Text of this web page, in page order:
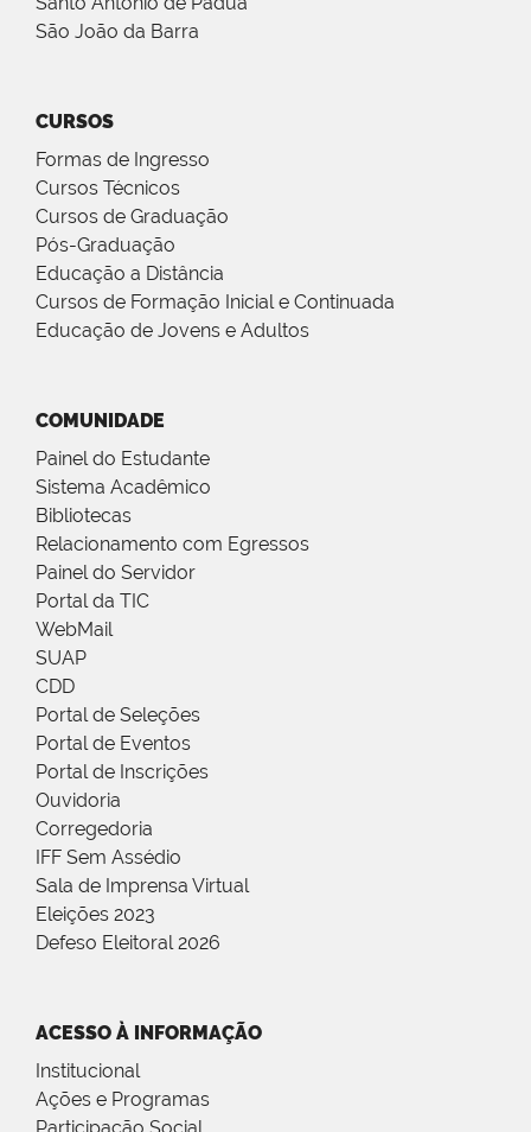
São João da Barra
CURSOS
Formas de Ingresso
Cursos Técnicos
Cursos de Graduação
Pós-Graduação
Educação a Distância
Cursos de Formação Inicial e Continuada
Educação de Jovens e Adultos
COMUNIDADE
Painel do Estudante
Sistema Acadêmico
Bibliotecas
Relacionamento com Egressos
Painel do Servidor
Portal da TIC
WebMail
SUAP
CDD
Portal de Seleções
Portal de Eventos
Portal de Inscrições
Ouvidoria
Corregedoria
IFF Sem Assédio
Sala de Imprensa Virtual
Eleições 2023
Defeso Eleitoral 2026
ACESSO À INFORMAÇÃO
Institucional
Ações e Programas